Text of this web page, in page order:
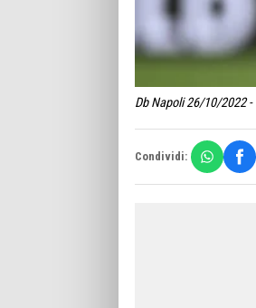
Db Napoli 26/10/2022
Condividi: